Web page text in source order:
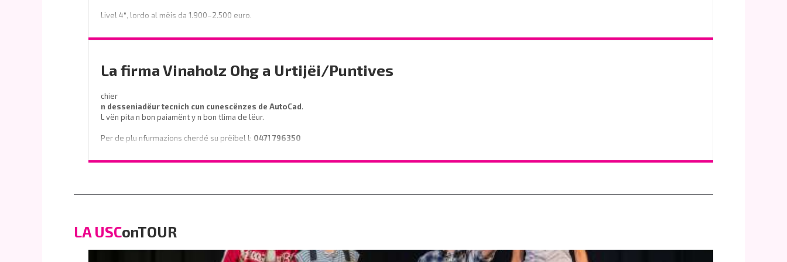
Livel 4°, lordo al mëis da 1.900–2.500 euro.
Prëibel mené le curriculum a
o telefoné al0471 839661
La firma Vinaholz Ohg a Urtijëi/Puntives
chier
n desseniadëur tecnich cun cunescënzes de AutoCad.
L vën pita n bon paiamënt y n bon tlima de lëur.
Per de plu nfurmazions cherdé su prëibel l: 0471 796350
info@vinaholz.com
LA USConTOUR